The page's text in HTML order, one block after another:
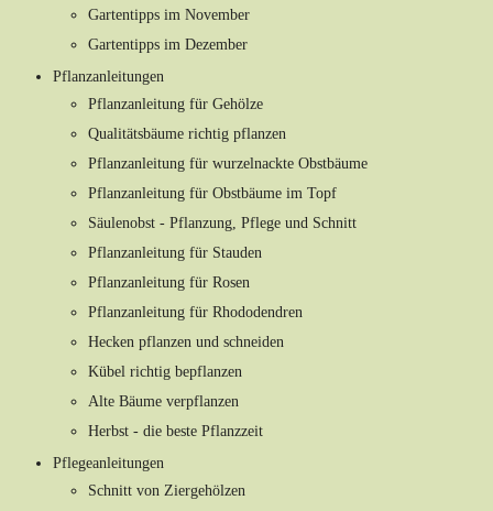
Gartentipps im November
Gartentipps im Dezember
Pflanzanleitungen
Pflanzanleitung für Gehölze
Qualitätsbäume richtig pflanzen
Pflanzanleitung für wurzelnackte Obstbäume
Pflanzanleitung für Obstbäume im Topf
Säulenobst - Pflanzung, Pflege und Schnitt
Pflanzanleitung für Stauden
Pflanzanleitung für Rosen
Pflanzanleitung für Rhododendren
Hecken pflanzen und schneiden
Kübel richtig bepflanzen
Alte Bäume verpflanzen
Herbst - die beste Pflanzzeit
Pflegeanleitungen
Schnitt von Ziergehölzen